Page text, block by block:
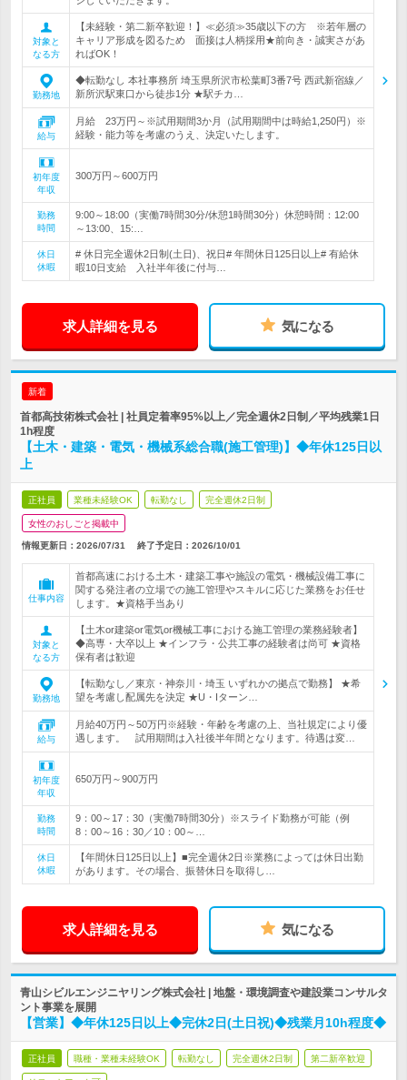
対象と
なる方
【未経験・第二新卒歓迎！】≪必須≫35歳以下の方 ※若年層の
キャリア形成を図るため 面接は人柄採用★前向き・誠実さがあ
ればOK！
勤務地
◆転勤なし 本社事務所 埼玉県所沢市松葉町3番7号 西武新宿線／
新所沢駅東口から徒歩1分 ★駅チカ…
給与
月給 23万円～※試用期間3か月（試用期間中は時給1,250円）※
経験・能力等を考慮のうえ、決定いたします。
初年度
年収
300万円～600万円
勤務
時間
9:00～18:00（実働7時間30分/休憩1時間30分）休憩時間：12:00
～13:00、15:…
休日
休暇
# 休日完全週休2日制(土日)、祝日# 年間休日125日以上# 有給休
暇10日支給 入社半年後に付与…
求人詳細を見る 気になる
新着
首都高技術株式会社 | 社員定着率95%以上／完全週休2日制／平均残業1日
1h程度
【土木・建築・電気・機械系総合職(施工管理)】◆年休125日以
上
正社員 業種未経験OK 転勤なし 完全週休2日制
女性のおしごと掲載中
情報更新日：2026/07/31 終了予定日： 2026/10/01
仕事内容
首都高速における土木・建築工事や施設の電気・機械設備工事に
関する発注者の立場での施工管理やスキルに応じた業務をお任せ
します。★資格手当あり
対象と
なる方
【土木or建築or電気or機械工事における施工管理の業務経験者】
◆高専・大卒以上 ★インフラ・公共工事の経験者は尚可 ★資格
保有者は歓迎
勤務地
【転勤なし／東京・神奈川・埼玉 いずれかの拠点で勤務】 ★希
望を考慮し配属先を決定 ★U・Iターン…
給与
月給40万円～50万円※経験・年齢を考慮の上、当社規定により優
遇します。 試用期間は入社後半年間となります。待遇は変…
初年度
年収
650万円～900万円
勤務
時間
9：00～17：30（実働7時間30分）※スライド勤務が可能（例
8：00～16：30／10：00～…
休日
休暇
【年間休日125日以上】■完全週休2日※業務によっては休日出勤
があります。その場合、振替休日を取得し…
求人詳細を見る 気になる
青山シビルエンジニヤリング株式会社 | 地盤・環境調査や建設業コンサルタ
ント事業を展開
【営業】◆年休125日以上◆完休2日(土日祝)◆残業月10h程度◆
正社員 職種・業種未経験OK 転勤なし 完全週休2日制 第二新卒歓迎